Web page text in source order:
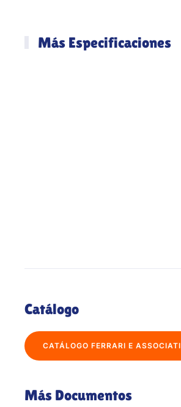
Más Especificaciones
Catálogo
CATÁLOGO FERRARI E ASSOCIATI
Más Documentos